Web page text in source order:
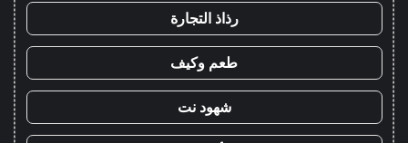
رذاذ التجارة
طعم وكيف
شهود نت